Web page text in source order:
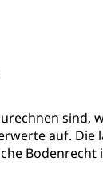
sind,
auf.
Fischerei,